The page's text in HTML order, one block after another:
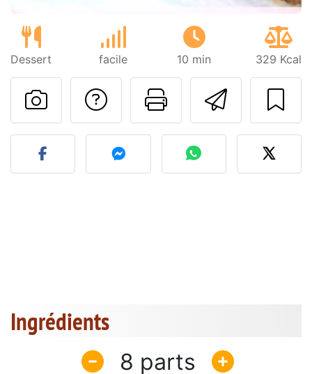
Dessert facile 10 min 329 Kcal
Imprimer
Poser une
Publier votre photo de
Ingrédients
8